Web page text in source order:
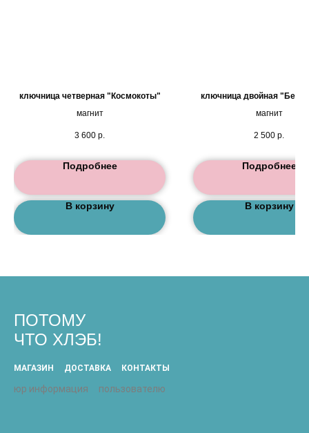
ключница четверная "Космокоты"
магнит
3 600 р.
Подробнее
В корзину
ключница двойная
магнит
2 500 р.
Подробнее
В корзину
ПОТОМУ
ЧТО ХЛЭБ!
МАГАЗИН ДОСТАВКА КОНТАКТЫ
юр информация пользователю